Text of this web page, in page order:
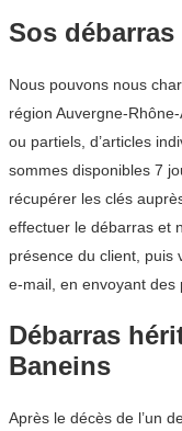
Sos
Nous pouvons nous
région Auvergne-
ou partiels, d’articles
sommes disponibles 7
récupérer les clés
effectuer le débarras et
présence du client, puis
e-mail, en envoyant des
Débarras
Baneins
Après le décès de l’un